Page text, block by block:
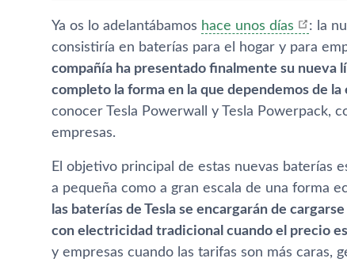
Ya os lo adelantábamos hace unos dí­as
: la
consistirí­a en baterí­as para el hogar y para
compañí­a ha presentado finalmente su nueva
completo la forma en la que dependemos de
conocer Tesla Powerwall y Tesla Powerpack,
empresas.
El objetivo principal de estas nuevas baterí­as
a pequeña como a gran escala de una forma
las baterí­as de Tesla se encargarán de
con electricidad tradicional cuando el precio
y empresas cuando las tarifas son más caras,